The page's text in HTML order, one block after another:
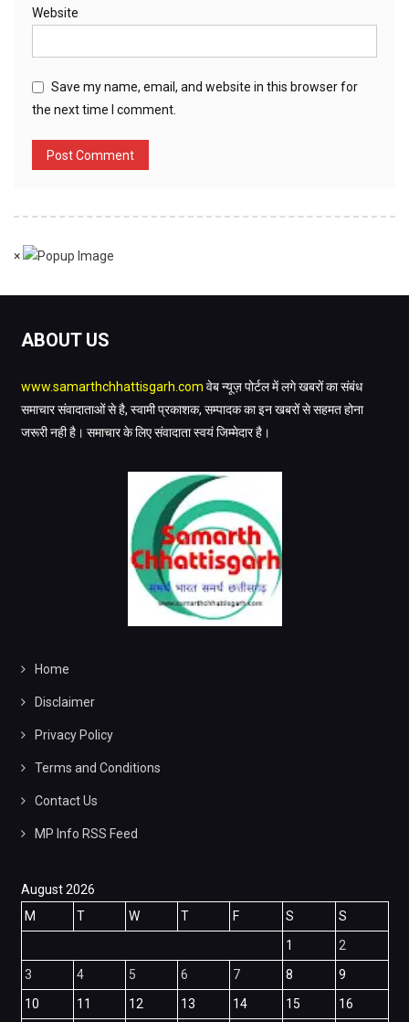
Website
Save my name, email, and website in this browser for
the next time I comment.
×
ABOUT US
www.samarthchhattisgarh.com वेब न्यूज़ पोर्टल में लगे खबरों का संबंध
समाचार संवादाताओं से है, स्वामी प्रकाशक, सम्पादक का इन खबरों से सहमत होना
जरूरी नही है। समाचार के लिए संवादाता स्वयं जिम्मेदार है।
Home
Disclaimer
Privacy Policy
Terms and Conditions
Contact Us
MP Info RSS Feed
August 2026
M
T W T F S
S
1
2
3
4 5 6 7 8
9
10
11 12 13 14 15
16